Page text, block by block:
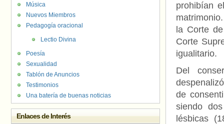
prohibían
la Corte
Corte
igualitario.
Del
de
siendo
lésbicas
Música
Nuevos Miembros
Pedagogía oracional
Lectio Divina
Poesía
Sexualidad
Tablón de Anuncios
Testimonios
Una batería de buenas noticias
Enlaces de Interés